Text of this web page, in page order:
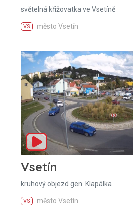
světelná křižovatka ve Vsetíně
VS město Vsetín
Vsetín
kruhový objezd gen. Klapálka
VS město Vsetín